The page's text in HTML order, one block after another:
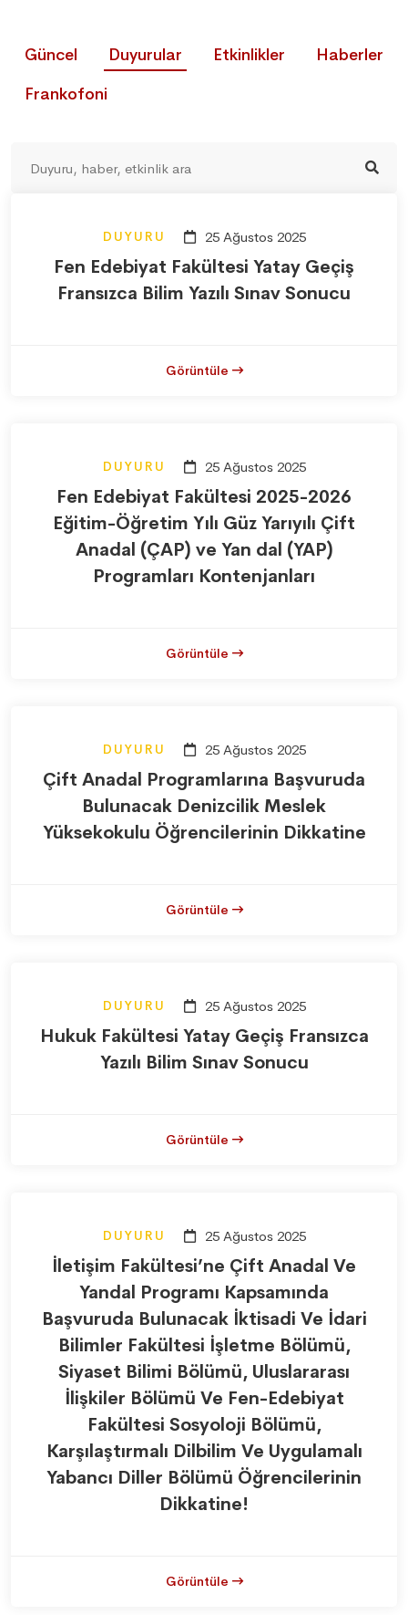
Güncel Duyurular Etkinlikler
Haberler
Frankofoni
DUYURU 25 Ağustos 2025
Fen Edebiyat Fakültesi Yatay Geçiş
Fransızca Bilim Yazılı Sınav Sonucu
Görüntüle
DUYURU 25 Ağustos 2025
Fen Edebiyat Fakültesi 2025-2026
Eğitim-Öğretim Yılı Güz Yarıyılı Çift
Anadal (ÇAP) ve Yan dal (YAP)
Programları Kontenjanları
Görüntüle
DUYURU 25 Ağustos 2025
Çift Anadal Programlarına Başvuruda
Bulunacak Denizcilik Meslek
Yüksekokulu Öğrencilerinin Dikkatine
Görüntüle
DUYURU 25 Ağustos 2025
Hukuk Fakültesi Yatay Geçiş Fransızca
Yazılı Bilim Sınav Sonucu
Görüntüle
DUYURU 25 Ağustos 2025
İletişim Fakültesi’ne Çift Anadal Ve
Yandal Programı Kapsamında
Başvuruda Bulunacak İktisadi Ve İdari
Bilimler Fakültesi İşletme Bölümü,
Siyaset Bilimi Bölümü, Uluslararası
İlişkiler Bölümü Ve Fen-Edebiyat
Fakültesi Sosyoloji Bölümü,
Karşılaştırmalı Dilbilim Ve Uygulamalı
Yabancı Diller Bölümü Öğrencilerinin
Dikkatine!
Görüntüle